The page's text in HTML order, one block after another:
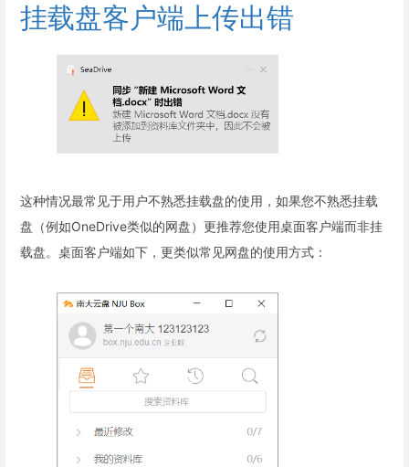
挂载盘客户端上传出错
这种情况最常见于用户不熟悉挂载盘的使用，如果您不熟悉挂载
盘（例如OneDrive类似的网盘）更推荐您使用桌面客户端而非挂
载盘。桌面客户端如下，更类似常见网盘的使用方式：